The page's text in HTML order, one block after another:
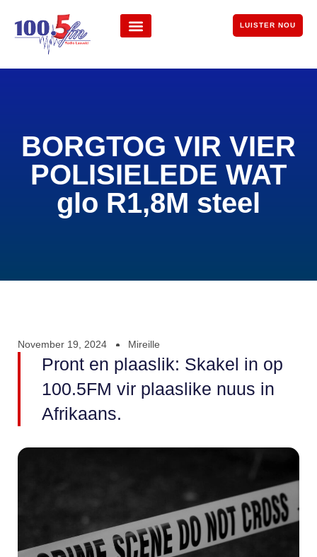
LUISTER NOU
BORGTOG VIR VIER
POLISIELEDE WAT
glo R1,8M steel
November 19, 2024 Mireille
Pront en plaaslik: Skakel in op
100.5FM vir plaaslike nuus in
Afrikaans.